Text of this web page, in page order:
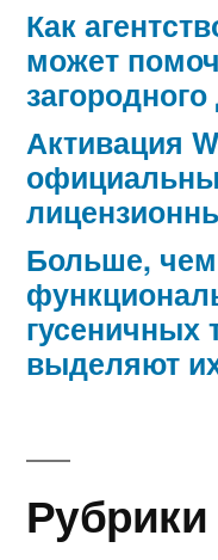
Как
может
Активация
Больше, чем
гусеничных
выделяют
Рубрики